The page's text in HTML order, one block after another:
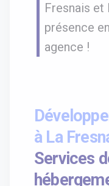
Fresnais et
présence
agence !
à La
Services